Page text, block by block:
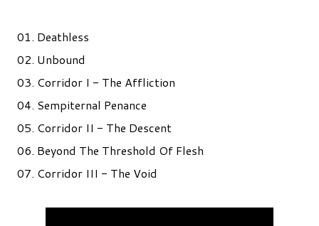
01. Deathless
02. Unbound
03. Corridor I - The Affliction
04. Sempiternal Penance
05. Corridor II - The Descent
06. Beyond The Threshold Of Flesh
07. Corridor III - The Void